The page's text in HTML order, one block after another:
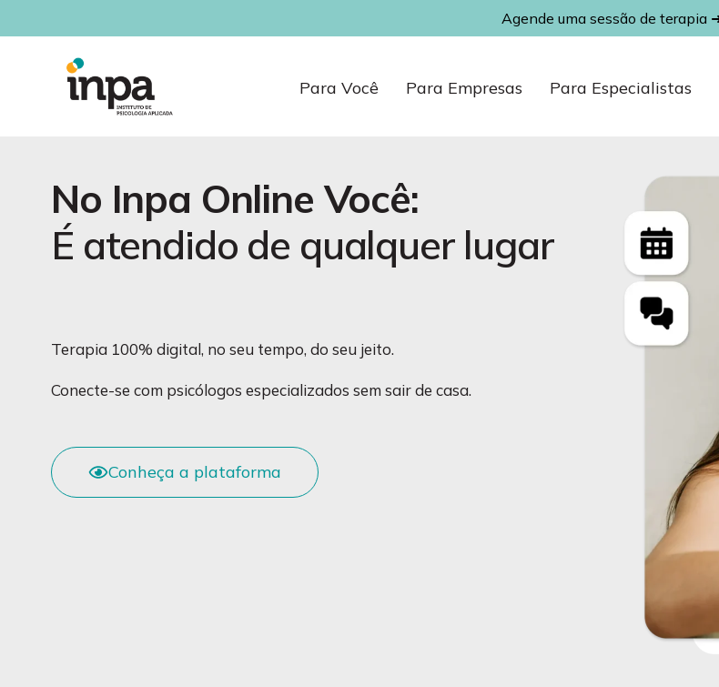
Psicólogo Online eAgende uma sessão de terapia
Para Você Para Empresas Para Especialistas
No Inpa Online Você:
Terapia 100% digital, no seu tempo, do seu jeito.
Conecte-se com psicólogos especializados sem sair de casa.
Conheça a plataforma